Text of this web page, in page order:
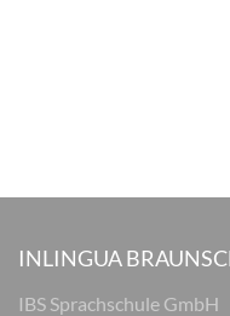
INLINGUA
IBS Sprachschule GmbH